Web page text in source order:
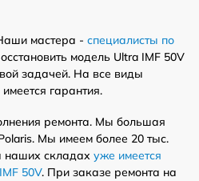
мастера - специалисты по
модель Ultra IMF 50V
задачей. На все виды
гарантия.
ремонта. Мы большая
Мы имеем более 20 тыс.
наших складах уже имеется
50V. При заказе ремонта на